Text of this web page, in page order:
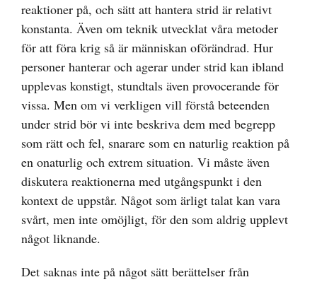
reaktioner på, och sätt att hantera strid är relativt
konstanta. Även om teknik utvecklat våra metoder
för att föra krig så är människan oförändrad. Hur
personer hanterar och agerar under strid kan ibland
upplevas konstigt, stundtals även provocerande för
vissa. Men om vi verkligen vill förstå beteenden
under strid bör vi inte beskriva dem med begrepp
som rätt och fel, snarare som en naturlig reaktion på
en onaturlig och extrem situation. Vi måste även
diskutera reaktionerna med utgångspunkt i den
kontext de uppstår. Något som ärligt talat kan vara
svårt, men inte omöjligt, för den som aldrig upplevt
något liknande.
Det saknas inte på något sätt berättelser från